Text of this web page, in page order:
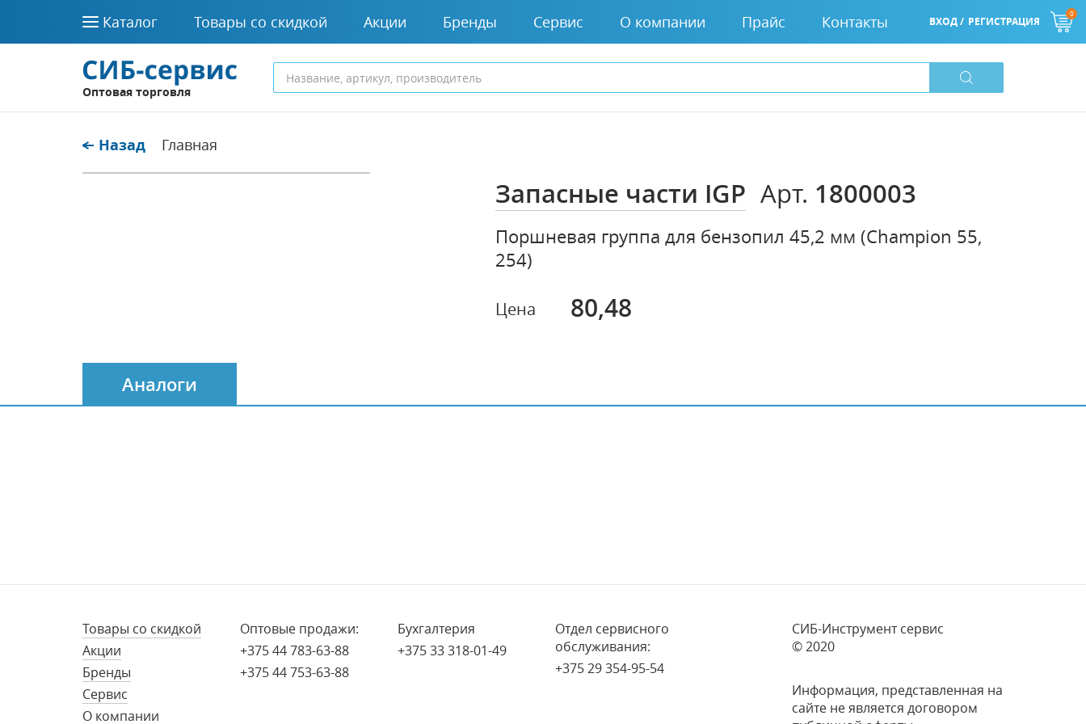
Каталог Товары со скидкой Акции Бренды Сервис О компании Прайс Контакты ВХОД / РЕГИСТРАЦИЯ
0
Оптовая торговля
Назад Главная
Запасные части IGP Арт. 1800003
Поршневая группа для бензопил 45,2 мм (Champion 55,
254)
Цена 80,48
Аналоги
Товары со скидкой
Акции
Бренды
Сервис
О компании
Оптовые продажи:
+375 44 783-63-88
+375 44 753-63-88
Бухгалтерия
+375 33 318-01-49
Отдел сервисного
обслуживания:
+375 29 354-95-54
СИБ-Инструмент сервис
© 2020
Информация, представленная на
сайте не является договором